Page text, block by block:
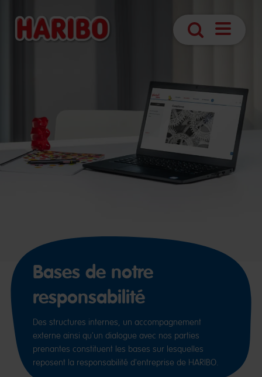
Recherche
Bases de notre
responsabilité
Des structures internes, un accompagnement
externe ainsi qu'un dialogue avec nos parties
prenantes constituent les bases sur lesquelles
reposent la responsabilité d'entreprise de HARIBO.